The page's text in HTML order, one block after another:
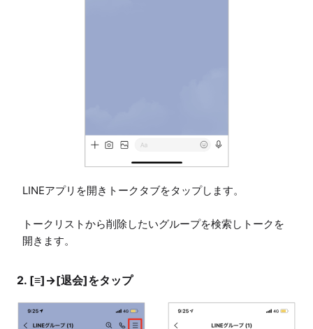
LINEアプリを開きトークタブをタップします。
トークリストから削除したいグループを検索しトークを
開きます。
2. [≡]→[退会]をタップ